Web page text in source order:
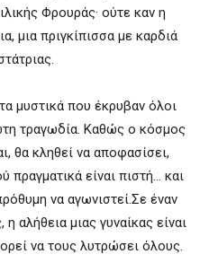
Φρουράς· ούτε καν η
μια πριγκίπισσα με καρδιά
μυστικά που έκρυβαν όλοι
τραγωδία. Καθώς ο κόσμος
θα κληθεί να αποφασίσει,
πραγματικά είναι πιστή… και
να αγωνιστεί.Σε έναν
αλήθεια μιας γυναίκας είναι
να τους λυτρώσει όλους.